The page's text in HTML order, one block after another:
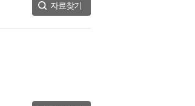
자료찾기